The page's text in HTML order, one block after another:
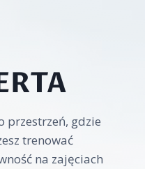
przestrzeń, gdzie
trenować
na zajęciach